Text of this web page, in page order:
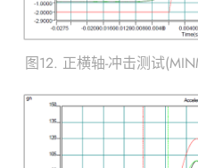
图12. 正横轴-冲击测试